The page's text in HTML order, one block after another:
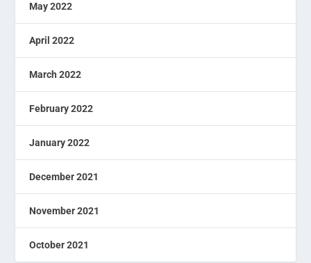
May 2022
April 2022
March 2022
February 2022
January 2022
December 2021
November 2021
October 2021